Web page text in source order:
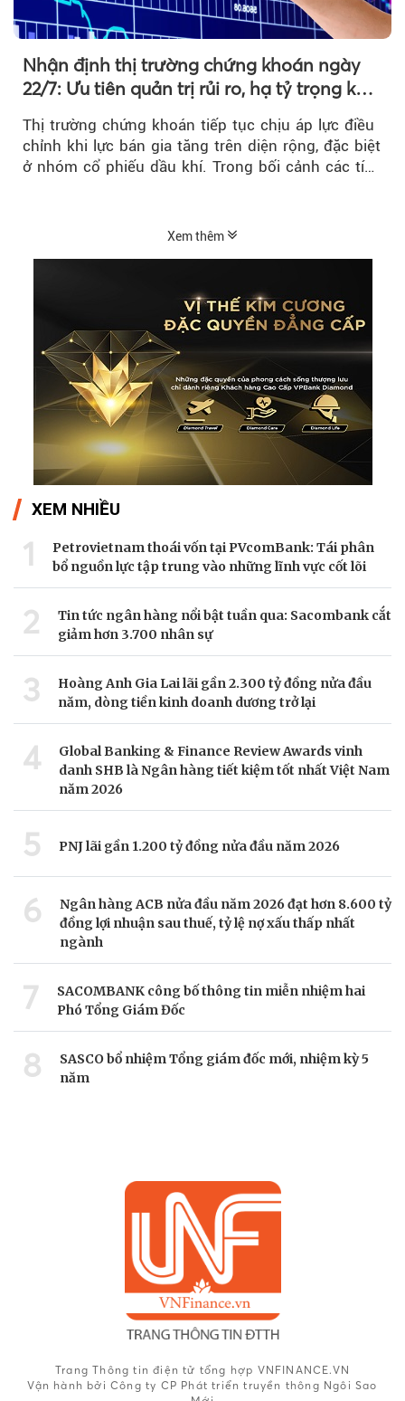
Nhận định thị trường chứng khoán ngày
22/7: Ưu tiên quản trị rủi ro, hạ tỷ trọng khi
Thị trường chứng khoán tiếp tục chịu áp lực điều
chỉnh khi lực bán gia tăng trên diện rộng, đặc biệt
ở nhóm cổ phiếu dầu khí. Trong bối cảnh các tín
Xem thêm
XEM NHIỀU
1
Petrovietnam thoái vốn tại PVcomBank: Tái phân
bổ nguồn lực tập trung vào những lĩnh vực cốt lõi
2
Tin tức ngân hàng nổi bật tuần qua: Sacombank cắt
giảm hơn 3.700 nhân sự
3
Hoàng Anh Gia Lai lãi gần 2.300 tỷ đồng nửa đầu
năm, dòng tiền kinh doanh dương trở lại
4
Global Banking & Finance Review Awards vinh
danh SHB là Ngân hàng tiết kiệm tốt nhất Việt Nam
năm 2026
5 PNJ lãi gần 1.200 tỷ đồng nửa đầu năm 2026
6
Ngân hàng ACB nửa đầu năm 2026 đạt hơn 8.600 tỷ
đồng lợi nhuận sau thuế, tỷ lệ nợ xấu thấp nhất
ngành
7
SACOMBANK công bố thông tin miễn nhiệm hai
Phó Tổng Giám Đốc
8
SASCO bổ nhiệm Tổng giám đốc mới, nhiệm kỳ 5
năm
Trang Thông tin điện tử tổng hợp VNFINANCE.VN
Vận hành bởi Công ty CP Phát triển truyền thông Ngôi Sao